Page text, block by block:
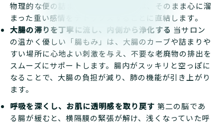
物理的な便の詰まりを解消することは、そのまま心に溜
まった重い感情をデトックスすることに直結します。
大腸の滞りを丁寧に流し、内側から浄化する 当サロン
の温かく優しい「腸もみ」は、大腸のカーブや詰まりや
すい場所に心地よい刺激を与え、不要な老廃物の排出を
スムーズにサポートします。腸内がスッキリと空っぽに
なることで、大腸の負担が減り、肺の機能が引き上がり
ます。
呼吸を深くし、お肌に透明感を取り戻す 第二の脳であ
る腸が緩むと、横隔膜の緊張が解け、浅くなっていた呼